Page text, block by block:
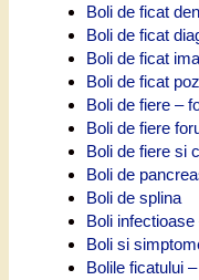
Boli de ficat
Boli de ficat
Boli de ficat
Boli de ficat
Boli de fiere –
Boli de fiere
Boli de fiere si
Boli de
Boli de splina
Boli
Boli si
Bolile ficatului